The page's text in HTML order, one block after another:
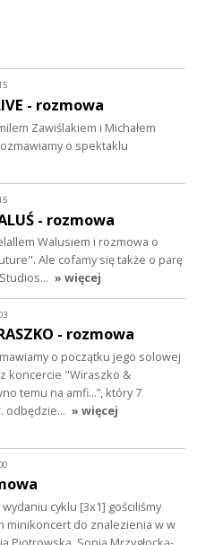
- rozmowa
Zawiślakiem i Michałem
o spektaklu
- rozmowa
Walusiem i rozmowa o
Ale cofamy się także o parę
» więcej
- rozmowa
o początku jego solowej
koncercie "Wiraszko &
temu na amfi…”, który 7
odbędzie… » więcej
cyklu [3x1] gościliśmy
minikoncert do znalezienia w w